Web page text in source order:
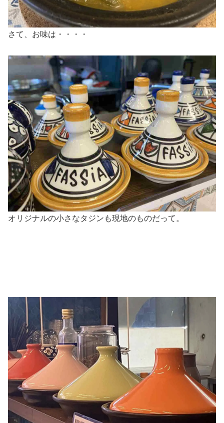
さて、お味は・・・・
オリジナルの小さなタジンも現地のものだって。